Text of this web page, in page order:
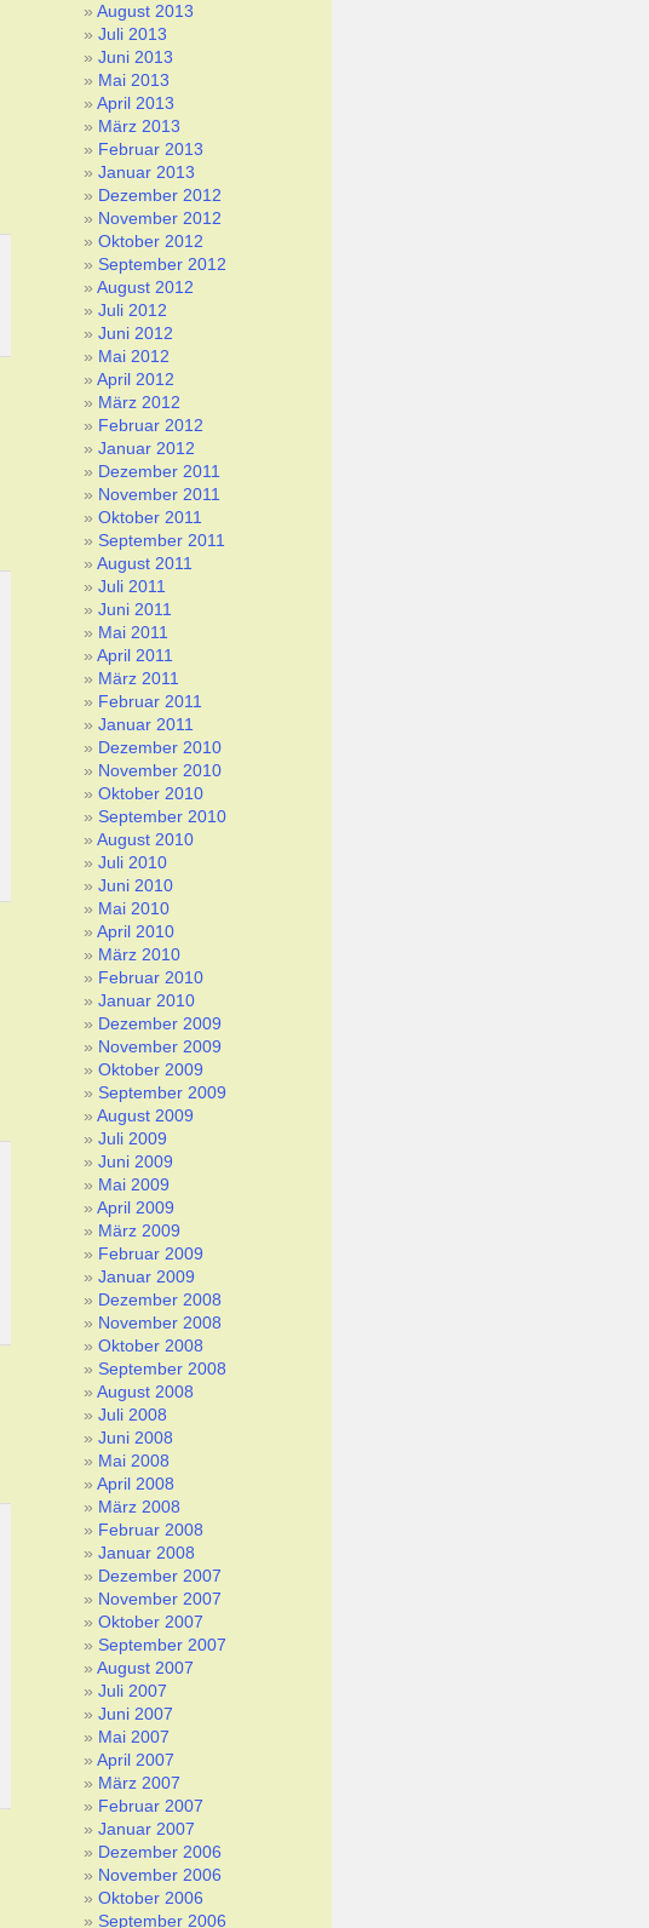
August 2013
Juli 2013
Juni 2013
Mai 2013
April 2013
März 2013
Februar 2013
Januar 2013
Dezember 2012
November 2012
Oktober 2012
September 2012
August 2012
Juli 2012
Juni 2012
Mai 2012
April 2012
März 2012
Februar 2012
Januar 2012
Dezember 2011
November 2011
Oktober 2011
September 2011
August 2011
Juli 2011
Juni 2011
Mai 2011
April 2011
März 2011
Februar 2011
Januar 2011
Dezember 2010
November 2010
Oktober 2010
September 2010
August 2010
Juli 2010
Juni 2010
Mai 2010
April 2010
März 2010
Februar 2010
Januar 2010
Dezember 2009
November 2009
Oktober 2009
September 2009
August 2009
Juli 2009
Juni 2009
Mai 2009
April 2009
März 2009
Februar 2009
Januar 2009
Dezember 2008
November 2008
Oktober 2008
September 2008
August 2008
Juli 2008
Juni 2008
Mai 2008
April 2008
März 2008
Februar 2008
Januar 2008
Dezember 2007
November 2007
Oktober 2007
September 2007
August 2007
Juli 2007
Juni 2007
Mai 2007
April 2007
März 2007
Februar 2007
Januar 2007
Dezember 2006
November 2006
Oktober 2006
September 2006